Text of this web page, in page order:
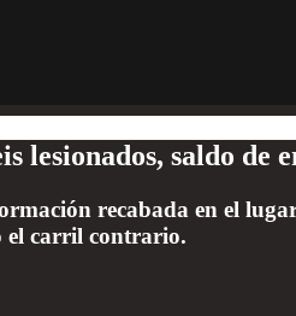
lesionados, saldo
recabada en el
el carril contrario.